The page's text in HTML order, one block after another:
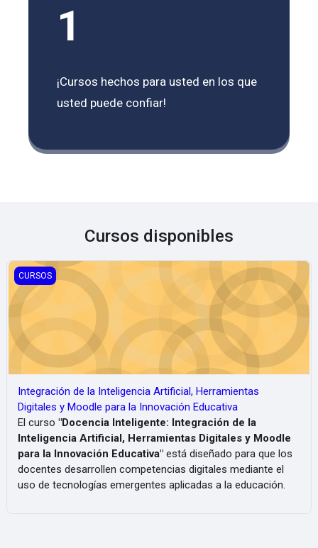
1
¡Cursos hechos para usted en los que
usted puede confiar!
Cursos disponibles
Integración de la Inteligencia Artificial, Herramientas Digitales y
CURSOS
Integración de la Inteligencia Artificial, Herramientas
Digitales y Moodle para la Innovación Educativa
El curso "Docencia Inteligente: Integración de la
Inteligencia Artificial, Herramientas Digitales y Moodle
para la Innovación Educativa" está diseñado para que los
docentes desarrollen competencias digitales mediante el
uso de tecnologías emergentes aplicadas a la educación.